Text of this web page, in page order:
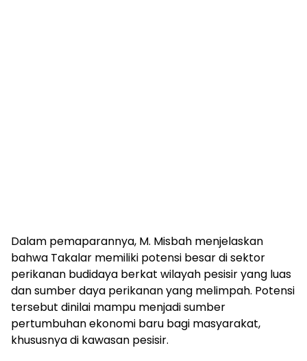
Dalam pemaparannya, M. Misbah menjelaskan
bahwa Takalar memiliki potensi besar di sektor
perikanan budidaya berkat wilayah pesisir yang luas
dan sumber daya perikanan yang melimpah. Potensi
tersebut dinilai mampu menjadi sumber
pertumbuhan ekonomi baru bagi masyarakat,
khususnya di kawasan pesisir.